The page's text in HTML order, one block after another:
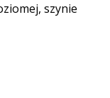
szynie